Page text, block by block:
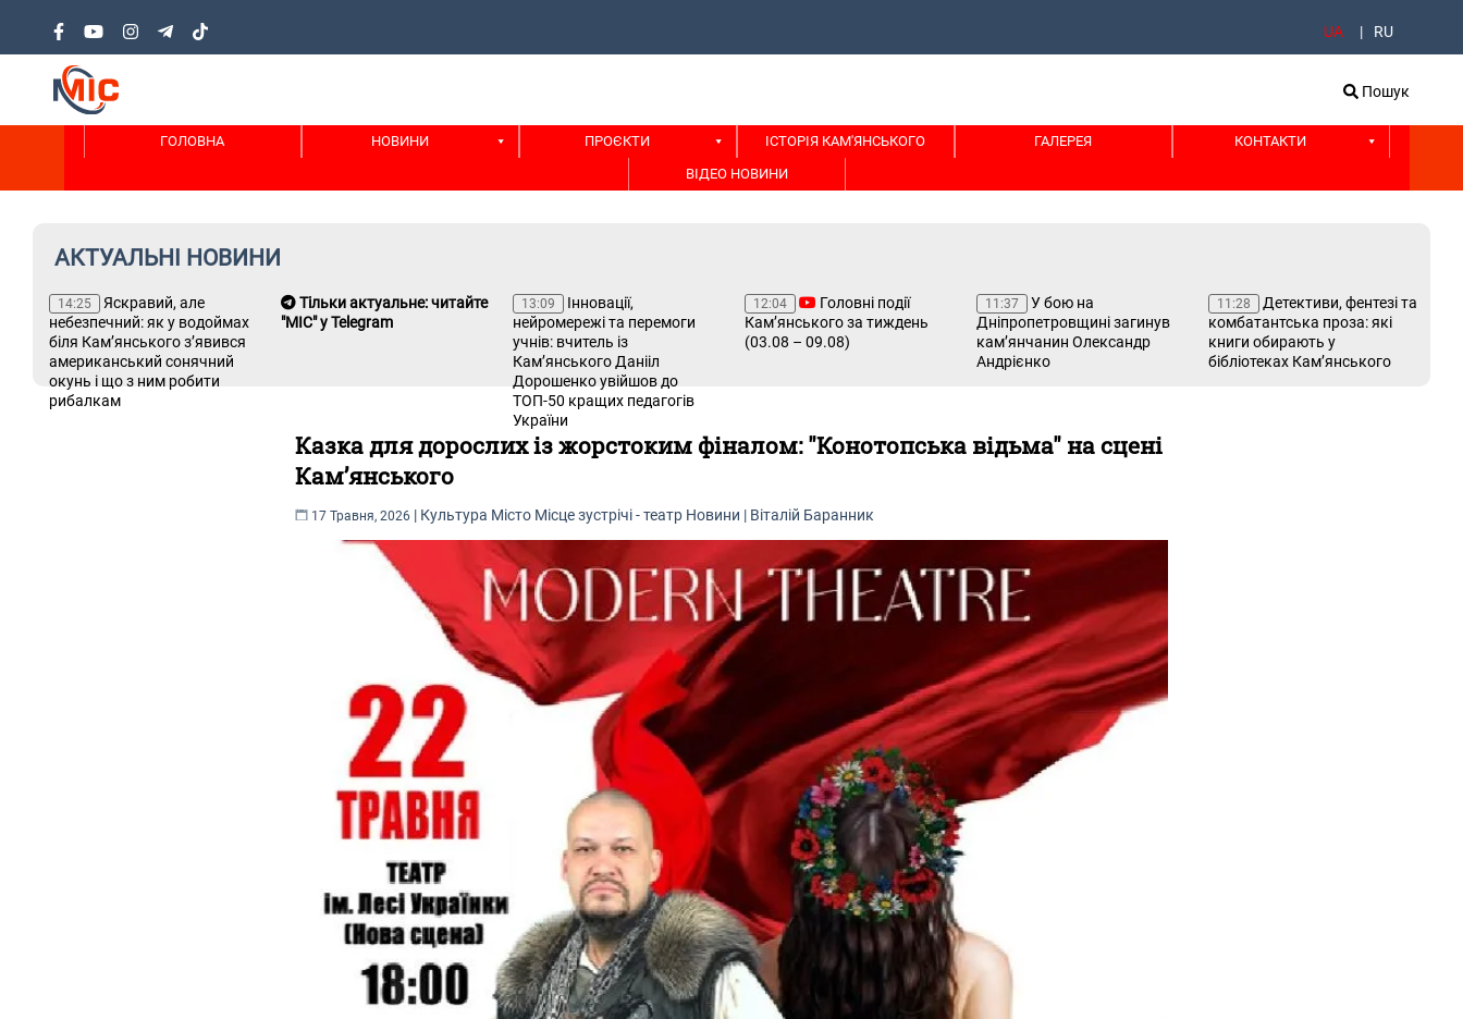
UA RU
Пошук
ГОЛОВНА НОВИНИ ПРОЄКТИ ІСТОРІЯ КАМ'ЯНСЬКОГО ГАЛЕРЕЯ
КОНТАКТИ
ВІДЕО НОВИНИ
АКТУАЛЬНІ НОВИНИ
14:25
Яскравий, але
небезпечний: як у водоймах
біля Кам’янського з’явився
американський сонячний
окунь і що з ним робити
рибалкам
Тільки актуальне: читайте
"МІС" у Telegram
13:09
Інновації,
нейромережі та перемоги
учнів: вчитель із
Кам’янського Данііл
Дорошенко увійшов до
ТОП-50 кращих педагогів
України
12:04
Головні події
Кам’янського за тиждень
(03.08 – 09.08)
11:37
У бою на
Дніпропетровщині загинув
кам’янчанин Олександр
Андрієнко
11:28
Детективи, фентезі та
комбатантська проза: які
книги обирають у
бібліотеках Кам’янського
Казка для дорослих із жорстоким фіналом: "Конотопська відьма" на сцені
Кам’янського
17 Травня, 2026 | Культура Місто Місце зустрічі - театр Новини | Віталій Баранник